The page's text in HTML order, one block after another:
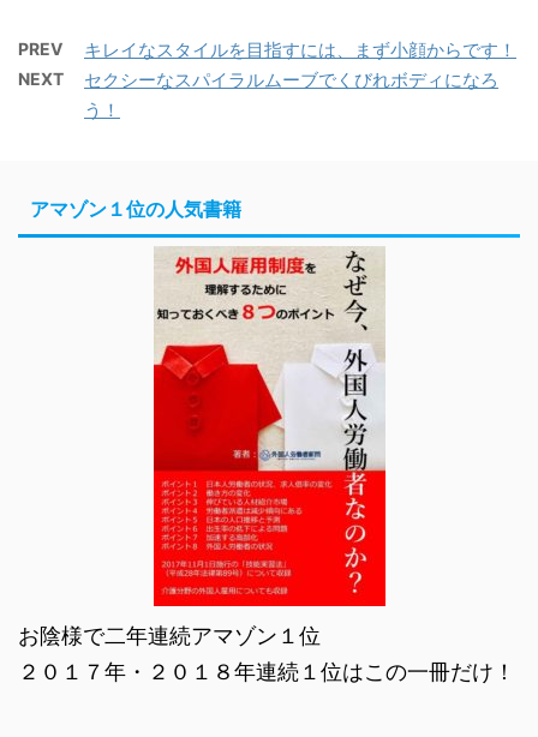
PREV キレイなスタイルを目指すには、まず小顔からです！
NEXT
セクシーなスパイラルムーブでくびれボディになろ
う！
アマゾン１位の人気書籍
お陰様で二年連続アマゾン１位
２０１７年・２０１８年連続１位はこの一冊だけ！